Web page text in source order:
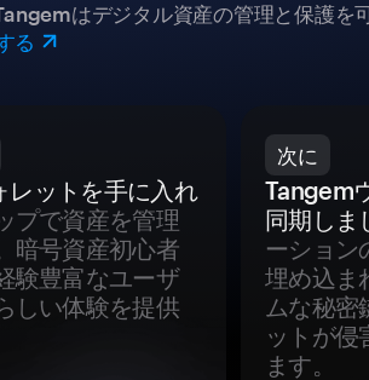
はデジタル資産の管理と保護を
る
レットを手に入れ
プで資産を管理
暗号資産初心者
験豊富なユーザ
しい体験を提供
次に
Tangem
同期しま
ーション
埋め込ま
ムな秘密
ットが侵
ます。